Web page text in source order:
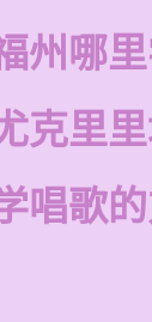
州哪
克里
唱歌